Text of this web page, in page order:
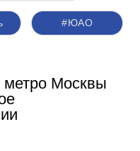
#ЮАО
Москвы